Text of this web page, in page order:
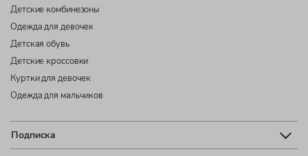
Детские комбинезоны
Одежда для девочек
Детская обувь
Детские кроссовки
Куртки для девочек
Одежда для мальчиков
Подписка